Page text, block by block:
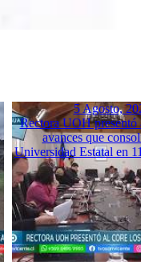
5 Agosto,
Rectora UOH
avances que
Universidad Estatal en